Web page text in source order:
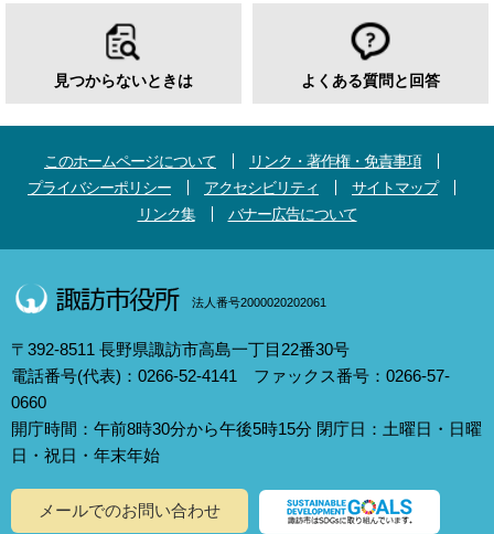
見つからないときは よくある質問と回答
このホームページについて
リンク・著作権・免責事項
プライバシーポリシー
アクセシビリティ
サイトマップ
リンク集
バナー広告について
法人番号2000020202061
〒392-8511 長野県諏訪市高島一丁目22番30号
電話番号(代表)：0266-52-4141 ファックス番号：0266-57-
0660
開庁時間：午前8時30分から午後5時15分 閉庁日：土曜日・日曜
日・祝日・年末年始
メールでのお問い合わせ